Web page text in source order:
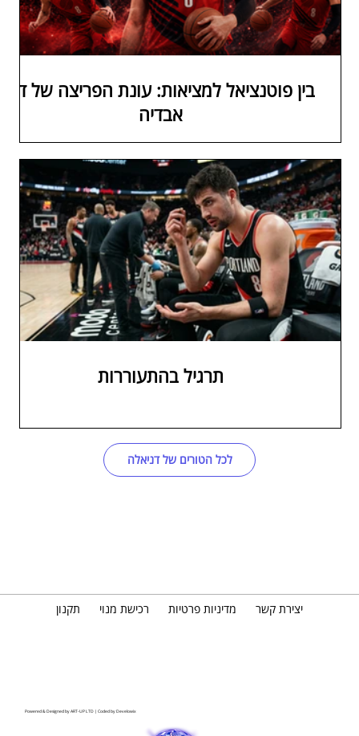
בין פוטנציאל למציאות: עונת הפריצה של דני
אבדיה
תרגיל בהתעוררות
לכל הטורים של דניאלה
Powered & Designed byART-UP LTD | Coded byDevelowix
תקנון רכישת מנוי מדיניות פרטיות יצירת קשר